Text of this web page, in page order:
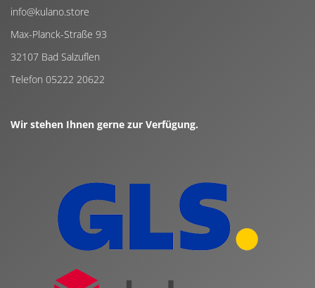
info@kulano.store
Max-Planck-Straße 93
32107 Bad Salzuflen
Telefon 05222 20622
Wir stehen Ihnen gerne zur Verfügung.